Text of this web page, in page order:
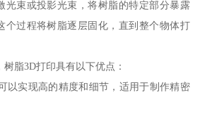
光束或投影光束，将树脂的特定部分暴露
个过程将树脂逐层固化，直到整个物体打
脂3D打印具有以下优点：
以实现高的精度和细节，适用于制作精密